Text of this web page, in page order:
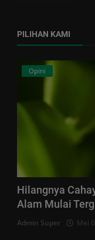
PILIHAN KAMI
Opini
Hilangnya
Alam Mulai
Admin Super Mei